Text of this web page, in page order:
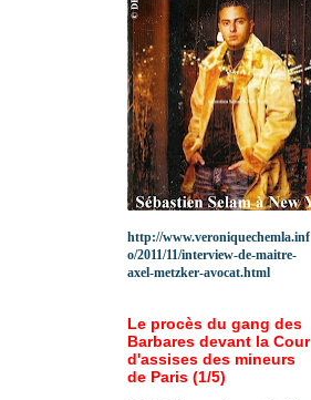
http://www.veroniquechemla.inf
o/2011/11/interview-de-maitre-
axel-metzker-avocat.html
Le procès du gang des
Barbares devant la Cour
d'assises des mineurs
de Paris (1/5)